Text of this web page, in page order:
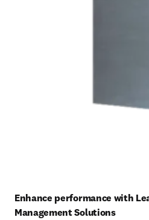
Enhance performance with
Management Solutions